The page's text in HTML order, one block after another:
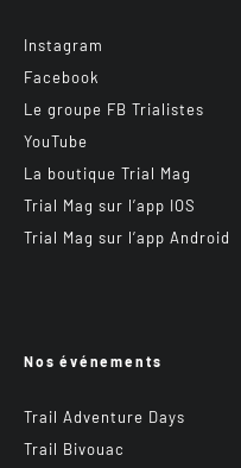
Instagram
Facebook
Le groupe FB Trialistes
YouTube
La boutique Trial Mag
Trial Mag sur l’app IOS
Trial Mag sur l’app Android
Nos événements
Trail Adventure Days
Trail Bivouac